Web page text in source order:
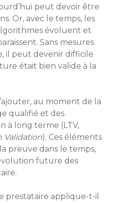
peut devoir être
Or, avec le temps, les
évoluent et
Sans mesures
il peut devenir difficile
était bien valide à la
au moment de la
qualifié et des
à long terme (LTV,
Validation). Ces éléments
preuve dans le temps,
future des
prestataire applique-t-il